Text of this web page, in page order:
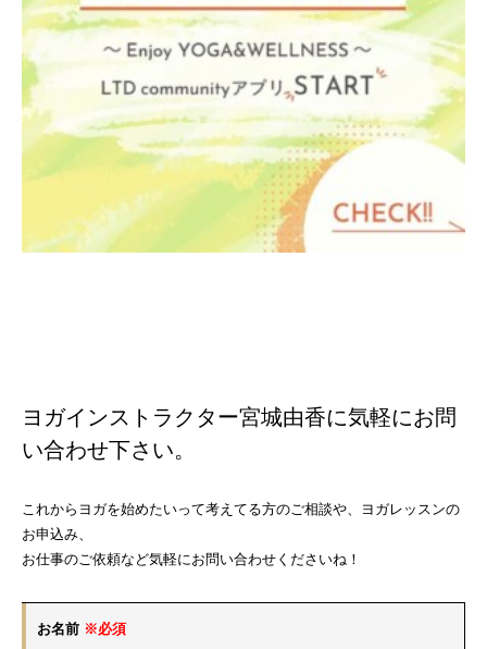
ヨガインストラクター宮城由香に気軽にお問
い合わせ下さい。
これからヨガを始めたいって考えてる方のご相談や、ヨガレッスンの
お申込み、
お仕事のご依頼など気軽にお問い合わせくださいね！
お名前 ※必須